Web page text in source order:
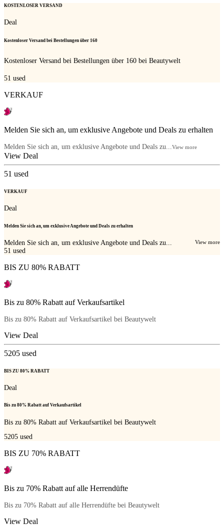
KOSTENLOSER VERSAND
Deal
Kostenloser Versand bei Bestellungen über 160
Kostenloser Versand bei Bestellungen über 160 bei Beautywelt
51 used
VERKAUF
Melden Sie sich an, um exklusive Angebote und Deals zu erhalten
Melden Sie sich an, um exklusive Angebote und Deals zu... View more
View Deal
51 used
VERKAUF
Deal
Melden Sie sich an, um exklusive Angebote und Deals zu erhalten
Melden Sie sich an, um exklusive Angebote und Deals zu... View more
51 used
BIS ZU 80% RABATT
Bis zu 80% Rabatt auf Verkaufsartikel
Bis zu 80% Rabatt auf Verkaufsartikel bei Beautywelt
View Deal
5205 used
BIS ZU 80% RABATT
Deal
Bis zu 80% Rabatt auf Verkaufsartikel
Bis zu 80% Rabatt auf Verkaufsartikel bei Beautywelt
5205 used
BIS ZU 70% RABATT
Bis zu 70% Rabatt auf alle Herrendüfte
Bis zu 70% Rabatt auf alle Herrendüfte bei Beautywelt
View Deal